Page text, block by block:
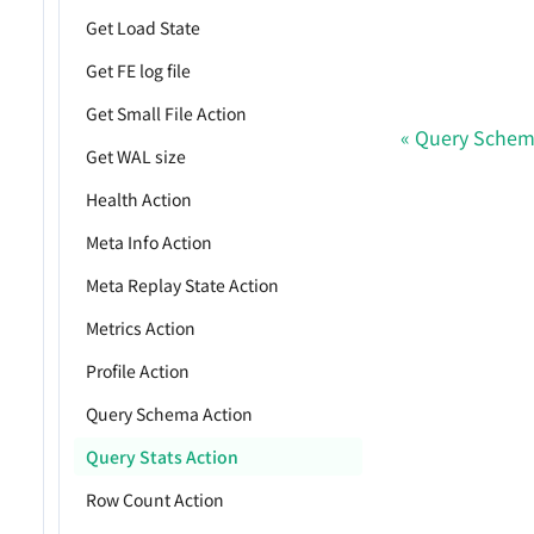
Get Load State
Get FE log file
Get Small File Action
Get WAL size
Health Action
Meta Info Action
Meta Replay State Action
Metrics Action
Profile Action
Query Schema Action
Query Stats Action
Row Count Action
Query